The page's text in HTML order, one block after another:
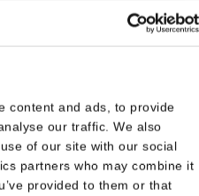
content and ads, to provide
our traffic. We also
of our site with our social
partners who may combine it
provided to them or that
soort: